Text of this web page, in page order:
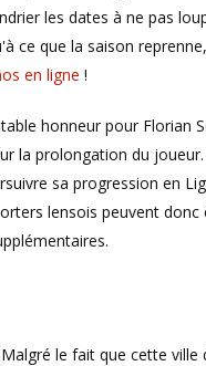
les dates à ne pas
ce que la saison
en ligne !
honneur pour Florian
la prolongation du
sa progression en
lensois peuvent donc
le fait que cette